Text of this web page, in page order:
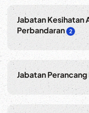
Jabatan Kesihatan
Perbandaran
2
Jabatan